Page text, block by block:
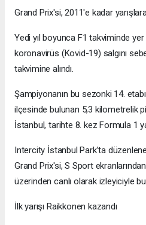
Grand Prix'si, 2011'e kadar
Yedi yıl boyunca F1 takviminde
koronavirüs (Kovid-19) salgını
takvimine alındı.
Şampiyonanın bu sezonki 14.
ilçesinde bulunan 5,3 kilometrelik
İstanbul, tarihte 8. kez Formula 1
Intercity İstanbul Park’ta
Grand Prix'si, S Sport
üzerinden canlı olarak izleyiciyle
İlk yarışı Raikkonen kazandı